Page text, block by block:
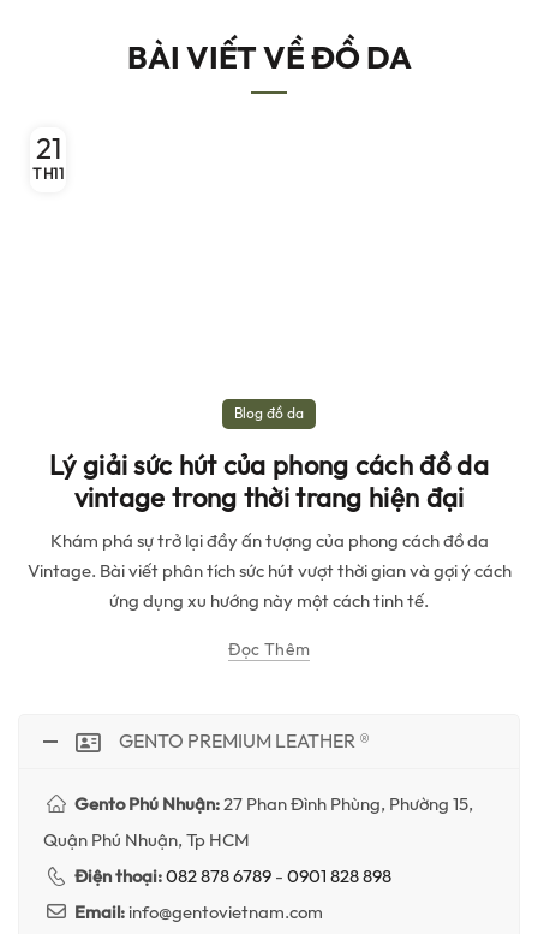
BÀI VIẾT VỀ ĐỒ DA
21
TH11
Blog đồ da
Lý giải sức hút của phong cách đồ da
vintage trong thời trang hiện đại
Khám phá sự trở lại đầy ấn tượng của phong cách đồ da
Vintage. Bài viết phân tích sức hút vượt thời gian và gợi ý cách
ứng dụng xu hướng này một cách tinh tế.
Đọc Thêm
GENTO PREMIUM LEATHER ®
Gento Phú Nhuận:27 Phan Đình Phùng, Phường 15,
Quận Phú Nhuận, Tp HCM
Điện thoại:082 878 6789-0901 828 898
Email:info@gentovietnam.com